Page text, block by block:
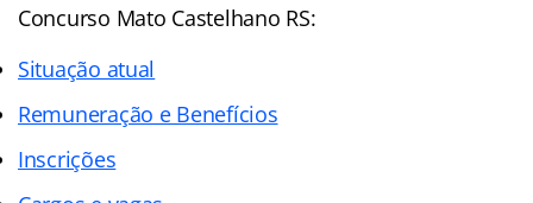
Concurso Mato Castelhano RS:
Situação atual
Remuneração e Benefícios
Inscrições